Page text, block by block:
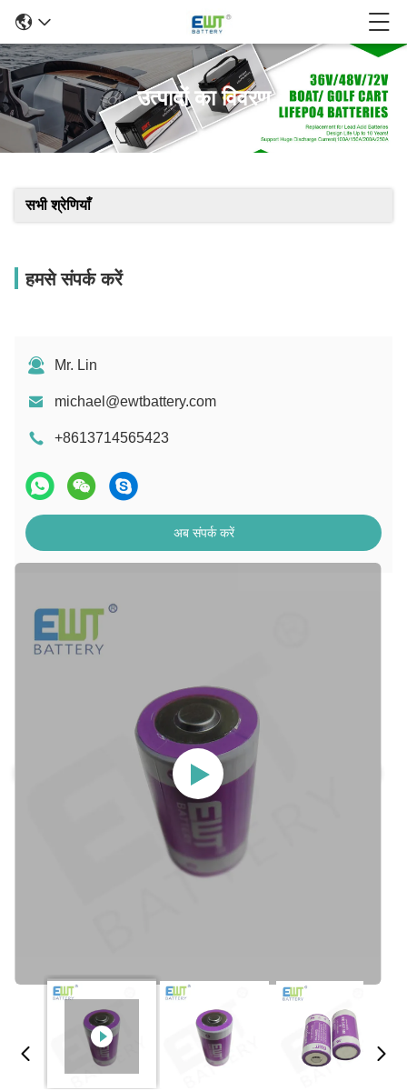
उत्पादों का विवरण
सभी श्रेणियाँ
हमसे संपर्क करें
Mr. Lin
michael@ewtbattery.com
+8613714565423
अब संपर्क करें